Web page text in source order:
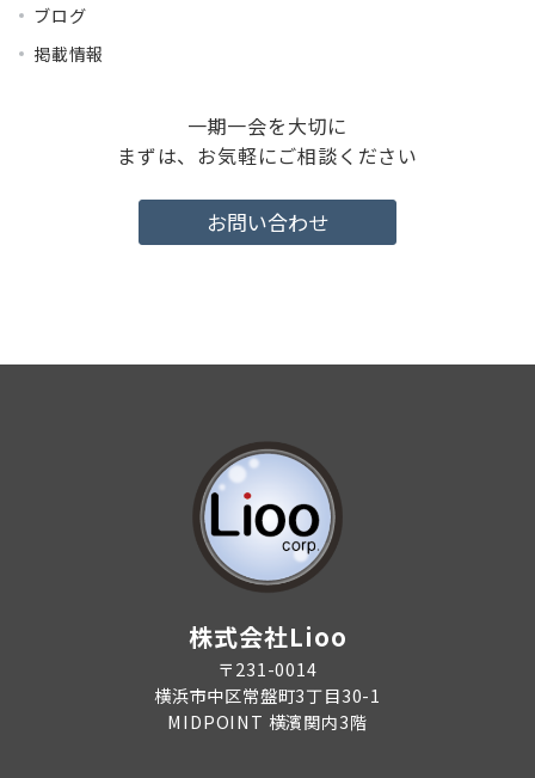
ブログ
掲載情報
一期一会を大切に
まずは、お気軽にご相談ください
お問い合わせ
株式会社Lioo
〒231-0014
横浜市中区常盤町3丁目30-1
MIDPOINT 横濱関内3階